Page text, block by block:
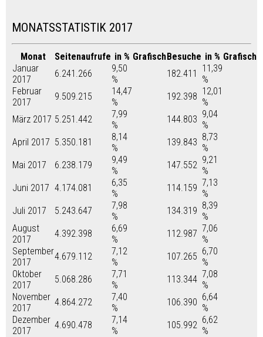
MONATSSTATISTIK 2017
Monat Seitenaufrufe in % GrafischBesuche in % Grafisch
Januar
2017
6.241.266
9,50
%
182.411
11,39
%
Februar
2017
9.509.215
14,47
%
192.398 12,01
%
März 2017 5.251.442
7,99
%
144.803 9,04
%
April 2017 5.350.181
8,14
%
139.843 8,73
%
Mai 2017
6.238.179
9,49
%
147.552 9,21
%
Juni 2017 4.174.081
6,35
%
114.159 7,13
%
Juli 2017
5.243.647
7,98
%
134.319 8,39
%
August
2017
4.392.398
6,69
%
112.987 7,06
%
September
2017
4.679.112
7,12
%
107.265 6,70
%
Oktober
2017
5.068.286
7,71
%
113.344 7,08
%
November
2017
4.864.272
7,40
%
106.390 6,64
%
Dezember
2017
4.690.478
7,14
%
105.992 6,62
%